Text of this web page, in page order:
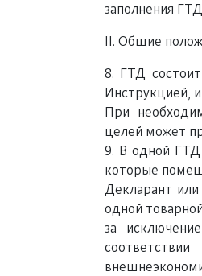
заполнения
II. Общие
8. ГТД
Инструкцией,
При
целей может
9. В одной ГТД
которые
Декларант
одной
за